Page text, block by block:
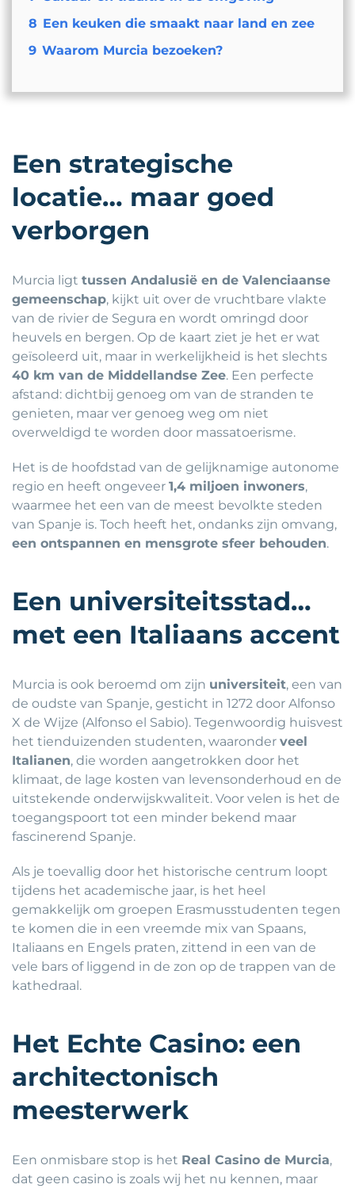
8 Een keuken die smaakt naar land en zee
9 Waarom Murcia bezoeken?
Een strategische
locatie… maar goed
verborgen
Murcia ligt tussen Andalusië en de Valenciaanse
gemeenschap, kijkt uit over de vruchtbare vlakte
van de rivier de Segura en wordt omringd door
heuvels en bergen. Op de kaart ziet je het er wat
geïsoleerd uit, maar in werkelijkheid is het slechts
40 km van de Middellandse Zee. Een perfecte
afstand: dichtbij genoeg om van de stranden te
genieten, maar ver genoeg weg om niet
overweldigd te worden door massatoerisme.
Het is de hoofdstad van de gelijknamige autonome
regio en heeft ongeveer 1,4 miljoen inwoners,
waarmee het een van de meest bevolkte steden
van Spanje is. Toch heeft het, ondanks zijn omvang,
een ontspannen en mensgrote sfeer behouden.
Een universiteitsstad…
met een Italiaans accent
Murcia is ook beroemd om zijn universiteit, een van
de oudste van Spanje, gesticht in 1272 door Alfonso
X de Wijze (Alfonso el Sabio). Tegenwoordig huisvest
het tienduizenden studenten, waaronder veel
Italianen, die worden aangetrokken door het
klimaat, de lage kosten van levensonderhoud en de
uitstekende onderwijskwaliteit. Voor velen is het de
toegangspoort tot een minder bekend maar
fascinerend Spanje.
Als je toevallig door het historische centrum loopt
tijdens het academische jaar, is het heel
gemakkelijk om groepen Erasmusstudenten tegen
te komen die in een vreemde mix van Spaans,
Italiaans en Engels praten, zittend in een van de
vele bars of liggend in de zon op de trappen van de
kathedraal.
Het Echte Casino: een
architectonisch
meesterwerk
Een onmisbare stop is het Real Casino de Murcia,
dat geen casino is zoals wij het nu kennen, maar